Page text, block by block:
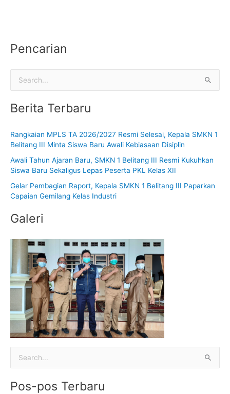
Pencarian
u
t
k
Berita Terbaru
Rangkaian MPLS TA 2026/2027 Resmi Selesai, Kepala SMKN 1
Belitang III Minta Siswa Baru Awali Kebiasaan Disiplin
Awali Tahun Ajaran Baru, SMKN 1 Belitang III Resmi Kukuhkan
Siswa Baru Sekaligus Lepas Peserta PKL Kelas XII
Gelar Pembagian Raport, Kepala SMKN 1 Belitang III Paparkan
Capaian Gemilang Kelas Industri
Galeri
Pos-pos Terbaru